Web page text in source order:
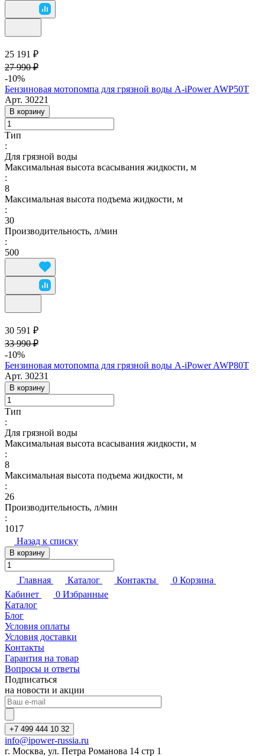
25 191 ₽
27 990 ₽
-10%
Бензиновая мотопомпа для грязной воды A-iPower AWP50T
Арт. 30221
В корзину
Тип
:
Для грязной воды
Максимальная высота всасывания жидкости, м
:
8
Максимальная высота подъема жидкости, м
:
30
Производительность, л/мин
:
500
30 591 ₽
33 990 ₽
-10%
Бензиновая мотопомпа для грязной воды A-iPower AWP80Т
Арт. 30231
В корзину
Тип
:
Для грязной воды
Максимальная высота всасывания жидкости, м
:
8
Максимальная высота подъема жидкости, м
:
26
Производительность, л/мин
:
1017
Назад к списку
В корзину
Главная Каталог Контакты 0 Корзина
Кабинет
0 Избранные
Каталог
Блог
Условия оплаты
Условия доставки
Контакты
Гарантия на товар
Вопросы и ответы
Подписаться
на новости и акции
+7 499 444 10 32
info@ipower-russia.ru
г. Москва, ул. Петра Романова 14 стр 1